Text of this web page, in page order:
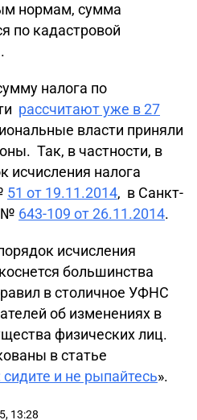
нормам, сумма
по кадастровой
налога по
рассчитают уже в 27
власти приняли
Так, в частности, в
исчисления налога
51 от 19.11.2014, в Санкт-
№ 643-109 от 26.11.2014.
исчисления
большинства
в столичное УФНС
об изменениях в
физических лиц.
в статье
и не рыпайтесь».
13:28